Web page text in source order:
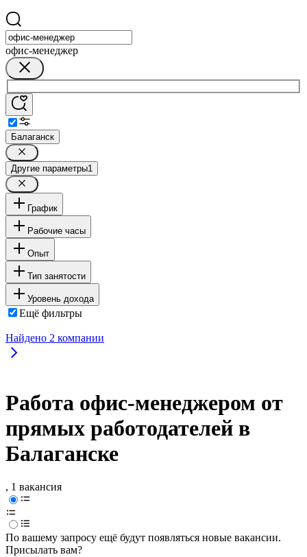
офис-менеджер
Балаганск
Другие параметры1
График
Рабочие часы
Опыт
Тип занятости
Уровень дохода
Ещё фильтры
Найдено 2 компании
Работа офис-менеджером от
прямых работодателей в
Балаганске
, 1 вакансия
По вашему запросу ещё будут появляться новые вакансии.
Присылать вам?